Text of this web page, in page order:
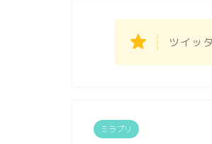
ツイッ
ミラプリ